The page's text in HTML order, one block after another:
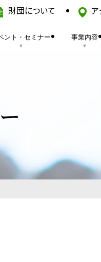
財団について ア
ント・セミナー 事業内容